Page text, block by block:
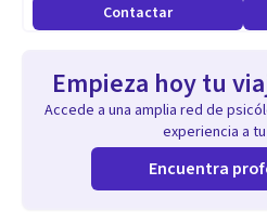
Contactar
Empieza hoy tu
Accede a una amplia red de
experiencia a
Encuentra